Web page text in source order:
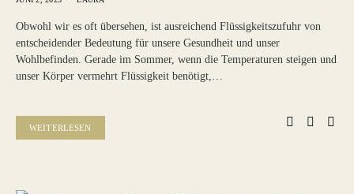
Obwohl wir es oft übersehen, ist ausreichend Flüssigkeitszufuhr von
entscheidender Bedeutung für unsere Gesundheit und unser
Wohlbefinden. Gerade im Sommer, wenn die Temperaturen steigen und
unser Körper vermehrt Flüssigkeit benötigt,…
WEITERLESEN